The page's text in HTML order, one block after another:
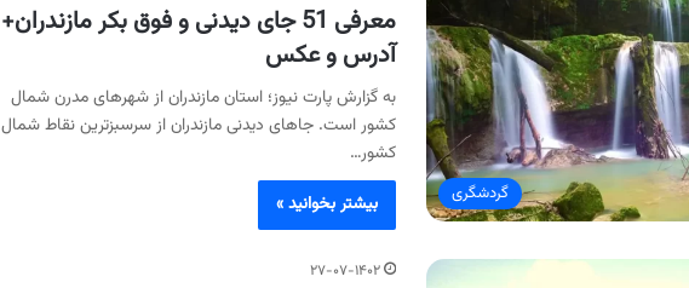
گردشگری
معرفی 51 جای دیدنی و فوق بکر مازندران+
آدرس و عکس
به گزارش پارت نیوز؛ استان مازندران از شهرهای مدرن شمال
کشور است. جاهای دیدنی مازندران از سرسبزترین نقاط شمال
کشور…
بیشتر بخوانید »
۲۷-۰۷-۱۴۰۲